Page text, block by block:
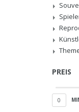
PREIS
0